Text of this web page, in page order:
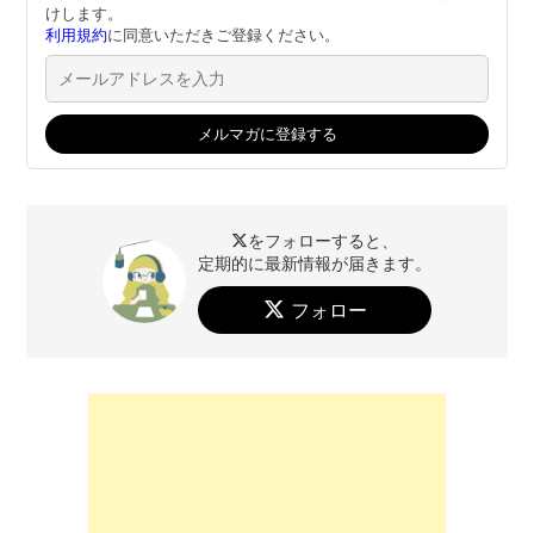
けします。
利用規約に同意いただきご登録ください。
をフォローすると、
定期的に最新情報が届きます。
フォロー